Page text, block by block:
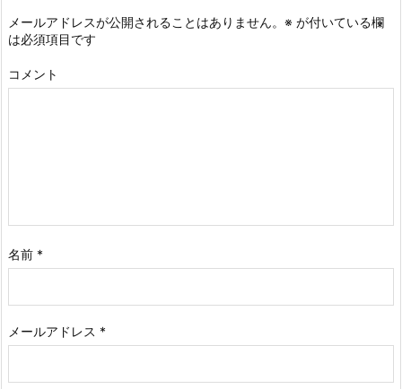
メールアドレスが公開されることはありません。 ※ が付いている欄
は必須項目です
コメント
名前 *
メールアドレス *